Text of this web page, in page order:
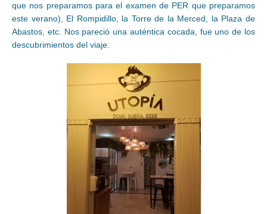
que nos preparamos para el examen de PER que preparamos
este verano), El Rompidillo, la Torre de la Merced, la Plaza de
Abastos, etc. Nos pareció una auténtica cocada, fue uno de los
descubrimientos del viaje.